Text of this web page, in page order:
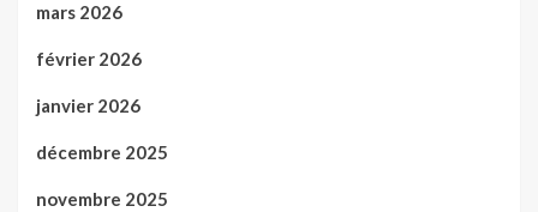
mars 2026
février 2026
janvier 2026
décembre 2025
novembre 2025